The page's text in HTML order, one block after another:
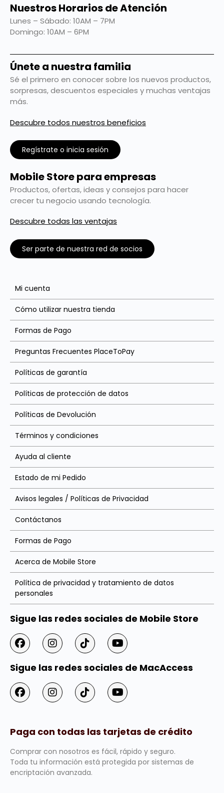
Nuestros Horarios de Atención
Lunes – Sábado: 10AM – 7PM
Domingo: 10AM – 6PM
Únete a nuestra familia
Sé el primero en conocer sobre los nuevos productos,
sorpresas, descuentos especiales y muchas ventajas
más.
Descubre todos nuestros beneficios
Regístrate o inicia sesión
Mobile Store para empresas
Productos, ofertas, ideas y consejos para hacer
crecer tu negocio usando tecnología.
Descubre todas las ventajas
Ser parte de nuestra red de socios
Mi cuenta
Cómo utilizar nuestra tienda
Formas de Pago
Preguntas Frecuentes PlaceToPay
Políticas de garantía
Políticas de protección de datos
Políticas de Devolución
Términos y condiciones
Ayuda al cliente
Estado de mi Pedido
Avisos legales / Políticas de Privacidad
Contáctanos
Formas de Pago
Acerca de Mobile Store
Política de privacidad y tratamiento de datos
personales
Sigue las redes sociales de Mobile Store
Sigue las redes sociales de MacAccess
Paga con todas las tarjetas de crédito
Comprar con nosotros es fácil, rápido y seguro.
Toda tu información está protegida por sistemas de
encriptación avanzada.